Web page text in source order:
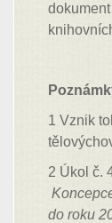
1 Vznik
2 Úkol č.
do roku